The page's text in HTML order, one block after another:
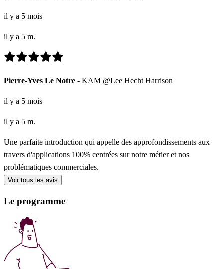
il y a 5 mois
il y a 5 m.
Pierre-Yves Le Notre - KAM @Lee Hecht Harrison
il y a 5 mois
il y a 5 m.
Une parfaite introduction qui appelle des approfondissements aux
travers d'applications 100% centrées sur notre métier et nos
problématiques commerciales.
Voir tous les avis
Le programme